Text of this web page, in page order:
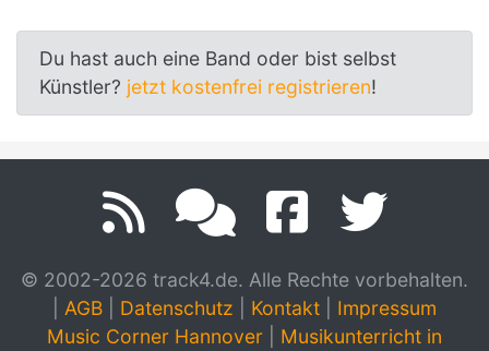
Du hast auch eine Band oder bist selbst
Künstler? jetzt kostenfrei registrieren!
© 2002-2026 track4.de. Alle Rechte vorbehalten.
AGB Datenschutz Kontakt
Impressum
Music Corner Hannover
Musikunterricht in